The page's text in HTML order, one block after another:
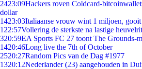
2423:09Hackers roven Coldcard-
dollar
1423:03Italiaanse vrouw wint 1 miljoen,
1 22:57Vollering de sterkste na lastige heuvelrit
320:59EA Sports FC 27 toont The Grounds-
1420:46Long live the 7th of October
2520:27Random Pics van de Dag #1977
1320:12Nederlander (23) aangehouden in